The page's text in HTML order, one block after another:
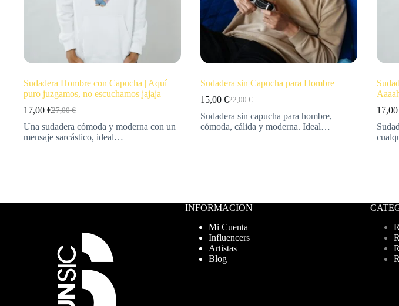
Sudadera Hombre con Capucha | Aquí
puro juzgamos, no escuchamos jajaja
27,00€
17,00 €
Una sudadera cómoda y moderna con un
mensaje sarcástico, ideal…
Sudadera sin Capucha para Hombre
22,00€
15,00 €
Sudadera sin capucha para hombre,
cómoda, cálida y moderna. Ideal…
INFORMACIÓN
Mi Cuenta
Influencers
Artistas
Blog